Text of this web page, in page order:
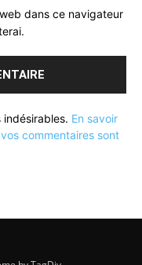
dans ce navigateur
En savoir
commentaires sont